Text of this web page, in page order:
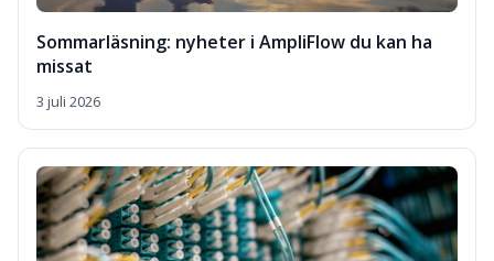
Sommarläsning: nyheter i AmpliFlow du kan ha
missat
3 juli 2026